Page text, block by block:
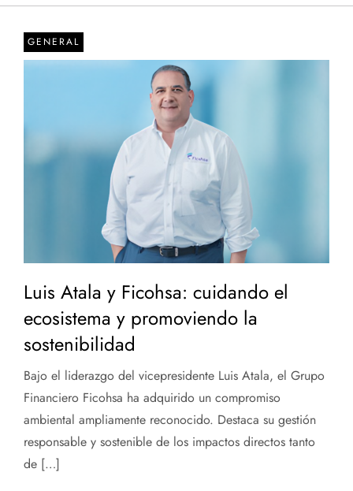
GENERAL
Luis Atala y Ficohsa: cuidando el
ecosistema y promoviendo la
sostenibilidad
Bajo el liderazgo del vicepresidente Luis Atala, el Grupo
Financiero Ficohsa ha adquirido un compromiso
ambiental ampliamente reconocido. Destaca su gestión
responsable y sostenible de los impactos directos tanto
de […]